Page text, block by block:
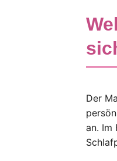
Der
an. Im